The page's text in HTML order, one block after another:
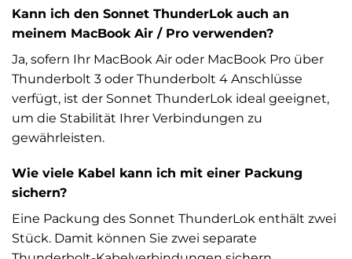
Kann ich den Sonnet ThunderLok auch an
meinem MacBook Air / Pro verwenden?
Ja, sofern Ihr MacBook Air oder MacBook Pro über
Thunderbolt 3 oder Thunderbolt 4 Anschlüsse
verfügt, ist der Sonnet ThunderLok ideal geeignet,
um die Stabilität Ihrer Verbindungen zu
gewährleisten.
Wie viele Kabel kann ich mit einer Packung
sichern?
Eine Packung des Sonnet ThunderLok enthält zwei
Stück. Damit können Sie zwei separate